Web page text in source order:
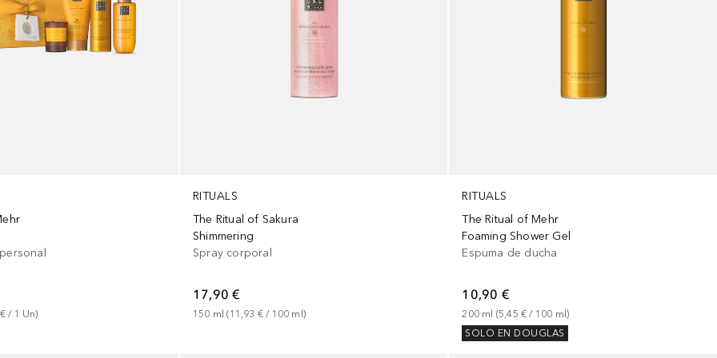
/ 1 Un)
RITUALS
The Ritual of Sakura
Shimmering
Spray corporal
17,90 €
150 ml (11,93 € / 100 ml )
RITUALS
The Ritual of Mehr
Foaming Shower Gel
Espuma de ducha
10,90 €
200 ml (5,45 € / 100 ml)
SOLO EN DOUGLAS